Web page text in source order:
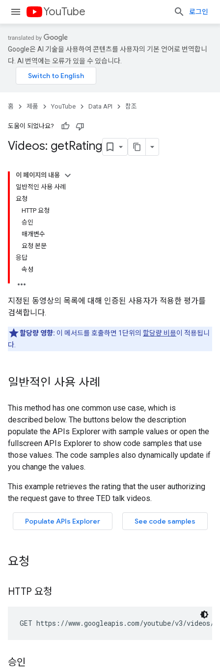
YouTube 로그인
Google은 AI 기술을 사용하여 콘텐츠를 사용자의 기본 언어로 번역합니
다. AI 번역에는 오류가 있을 수 있습니다.
홈 제품 YouTube Data API 참조
도움이 되었나요?
Videos: getRating
이 페이지의 내용
일반적인 사용 사례
요청
HTTP 요청
승인
매개변수
요청 본문
응답
속성
지정된 동영상의 목록에 대해 인증된 사용자가 적용한 평가를
검색합니다.
할당량 영향: 이 메서드를 호출하면 1단위의 할당량 비용이 적용됩니
다.
일반적인 사용 사례
요청
HTTP 요청
GET https://www.googleapis.com/youtube/v3/videos/
승인